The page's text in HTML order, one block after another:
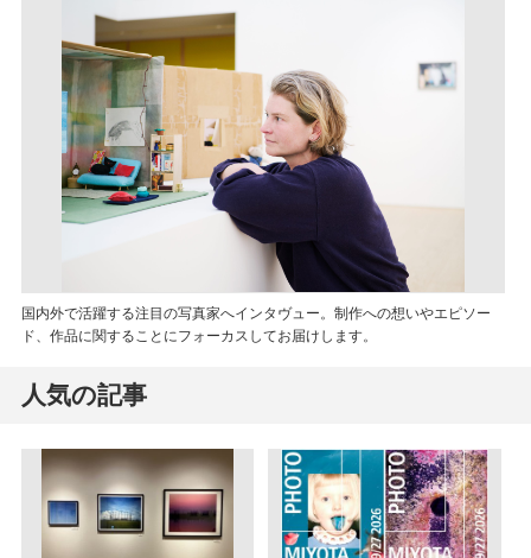
国内外で活躍する注目の写真家へインタヴュー。制作への想いやエピソー
ド、作品に関することにフォーカスしてお届けします。
人気の記事